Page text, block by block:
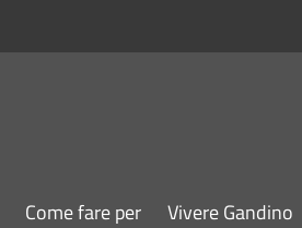
Come fare per Vivere Gandino